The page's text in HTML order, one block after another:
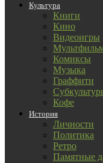
Культура
Книги
Кино
Видеоигры
Комиксы
Музыка
Граффити
Кофе
История
Личности
Политика
Ретро
Памятные